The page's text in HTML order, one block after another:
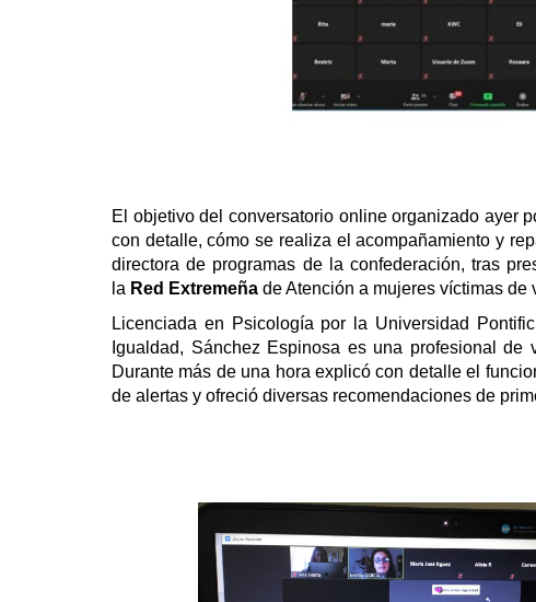
El objetivo del conversatorio online organizado ayer
con detalle, cómo se realiza el acompañamiento y
directora de programas de la confederación, tras
la Red Extremeña de Atención a mujeres víctimas de
Licenciada en Psicología por la Universidad
Igualdad, Sánchez Espinosa es una profesional de
Durante más de una hora explicó con detalleel
de alertas y ofreció diversas recomendaciones de